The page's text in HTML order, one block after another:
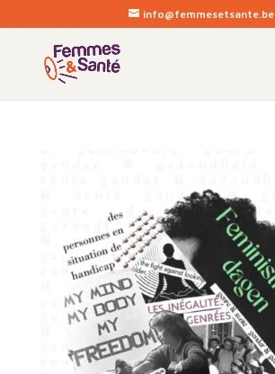
info@femmesetsante.be